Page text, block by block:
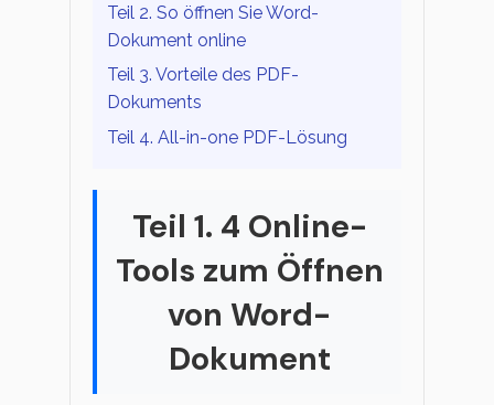
Teil 2. So öffnen Sie Word-
Dokument online
Teil 3. Vorteile des PDF-
Dokuments
Teil 4. All-in-one PDF-Lösung
Teil 1. 4 Online-
Tools zum Öffnen
von Word-
Dokument